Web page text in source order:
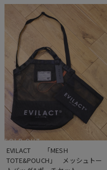
SOLD OUT
EVILACT　　「MESH
TOTE&POUCH」　メッシュトー